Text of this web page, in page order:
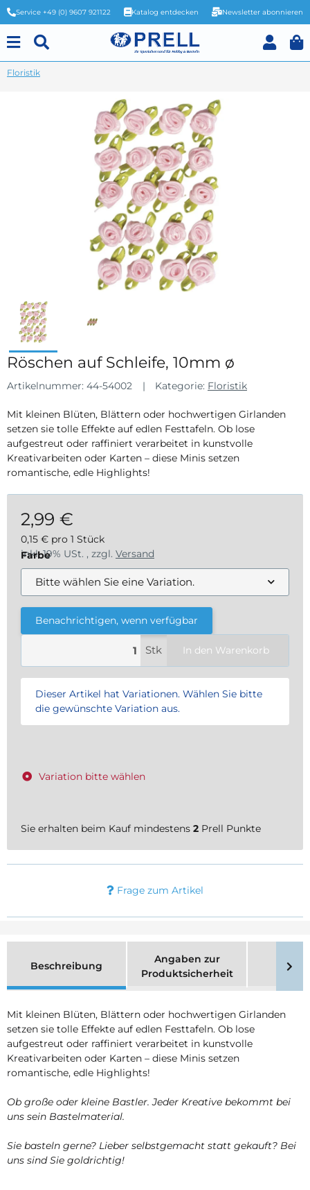
Service +49 (0) 9607 921122 Katalog entdecken Newsletter abonnieren
Floristik
Röschen auf Schleife, 10mm ø
Artikelnummer: 44-54002 Kategorie: Floristik
Mit kleinen Blüten, Blättern oder hochwertigen Girlanden
setzen sie tolle Effekte auf edlen Festtafeln. Ob lose
aufgestreut oder raffiniert verarbeitet in kunstvolle
Kreativarbeiten oder Karten – diese Minis setzen
romantische, edle Highlights!
2,99 €
0,15 € pro 1 Stück
inkl. 19% USt. , zzgl. Versand
Farbe
Bitte wählen Sie eine Variation.
Benachrichtigen, wenn verfügbar
Stk In den Warenkorb
x
Dieser Artikel hat Variationen. Wählen Sie bitte
die gewünschte Variation aus.
Variation bitte wählen
Sie erhalten beim Kauf mindestens 2 Prell Punkte
Frage zum Artikel
Beschreibung
Angaben zur
Produktsicherheit
Mit kleinen Blüten, Blättern oder hochwertigen Girlanden
setzen sie tolle Effekte auf edlen Festtafeln. Ob lose
aufgestreut oder raffiniert verarbeitet in kunstvolle
Kreativarbeiten oder Karten – diese Minis setzen
romantische, edle Highlights!
Ob große oder kleine Bastler. Jeder Kreative bekommt bei
uns sein Bastelmaterial.
Sie basteln gerne? Lieber selbstgemacht statt gekauft? Bei
uns sind Sie goldrichtig!